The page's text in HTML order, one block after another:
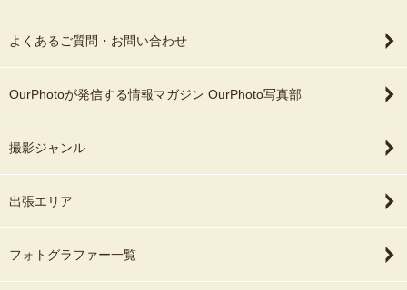
よくあるご質問・お問い合わせ
OurPhotoが発信する情報マガジン OurPhoto写真部
撮影ジャンル
出張エリア
フォトグラファー一覧